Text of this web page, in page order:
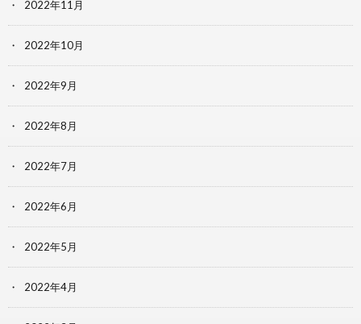
2022年11月
2022年10月
2022年9月
2022年8月
2022年7月
2022年6月
2022年5月
2022年4月